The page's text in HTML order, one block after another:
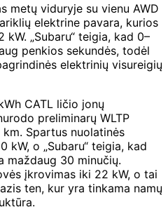
metų viduryje su vienu AWD
elektrine pavara, kurios
„Subaru“ teigia, kad 0–
penkios sekundės, todėl
elektrinių visureigių
CATL ličio jonų
preliminarų WLTP
Spartus nuolatinės
kW, o „Subaru“ teigia, kad
maždaug 30 minučių.
įkrovimas iki 22 kW, o tai
ten, kur yra tinkama namų